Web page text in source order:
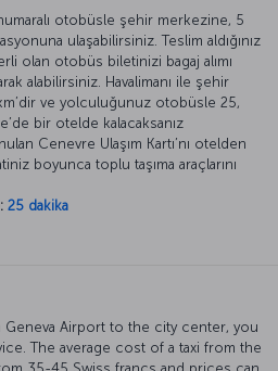
otobüsle şehir merkezine, 5
ulaşabilirsiniz. Teslim aldığınız
olan otobüs biletinizi bagaj alımı
alabilirsiniz. Havalimanı ile şehir
ve yolculuğunuz otobüsle 25,
bir otelde kalacaksanız
Cenevre Ulaşım Kartı’nı otelden
boyunca toplu taşıma araçlarını
25 dakika
Geneva Airport to the city center, you
The average cost of a taxi from the